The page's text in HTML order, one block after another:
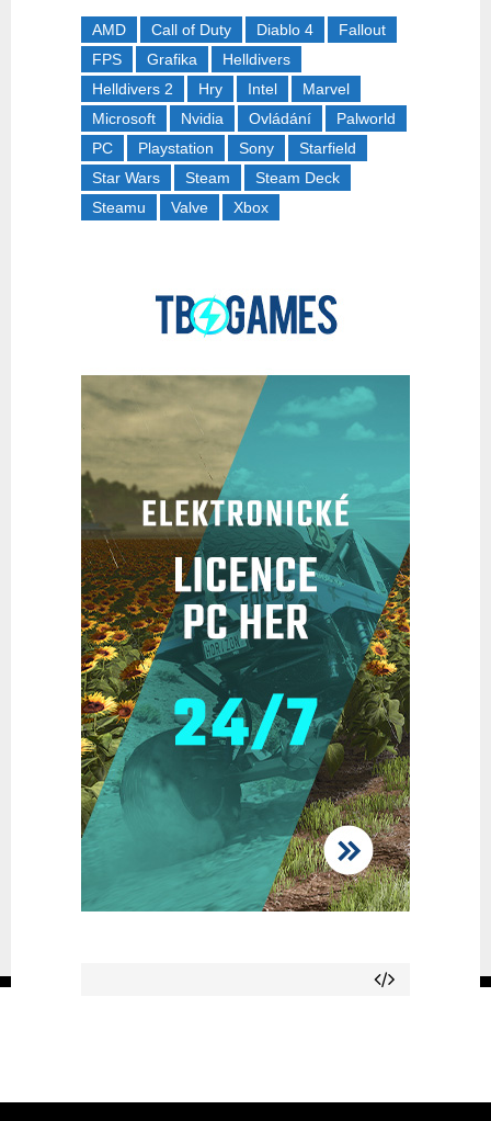
AMD Call of Duty Diablo 4
Fallout
FPS
Grafika
Helldivers
Helldivers 2
Hry Intel
Marvel
Microsoft
Nvidia Ovládání
Palworld
PC
Playstation Sony
Starfield
Star Wars
Steam
Steam Deck
Steamu
Valve Xbox